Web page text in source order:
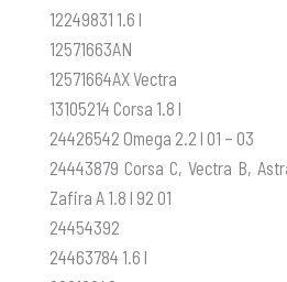
12249831 1.6 l
12571663AN
12571664AX Vectra
13105214 Corsa 1.8 l
24426542 Omega 2.2 l 01 – 03
24443879 Corsa C, Vectra B,
Zafira A 1.8 l 92 01
24454392
24463784 1.6 l